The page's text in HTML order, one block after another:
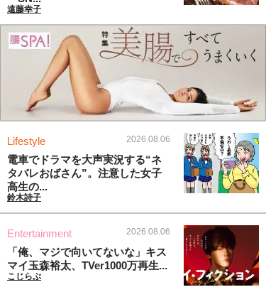
遠藤幸子
Lifestyle 2026.08.06
電車でドラマを大声実況する“ネ
タバレおばさん”。注意した女子
高生の...
鈴木詩子
Entertainment 2026.08.06
「俺、マジで向いてないな」キス
マイ玉森裕太、TVer1000万再生...
こじらぶ